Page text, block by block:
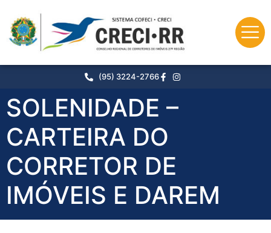
conteúdo
(95) 3224-2766
SOLENIDADE –
CARTEIRA DO
CORRETOR DE
IMÓVEIS E DAREM